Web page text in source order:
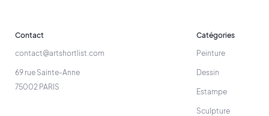
Contact
contact@artshortlist.com
69 rue Sainte-Anne
75002 PARIS
Catégories
Peinture
Dessin
Estampe
Sculpture